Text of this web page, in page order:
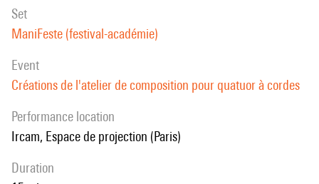
set
ManiFeste (festival-académie)
event
Créations de l'atelier de composition pour quatuor à cordes
performance location
Ircam, Espace de projection (Paris)
duration